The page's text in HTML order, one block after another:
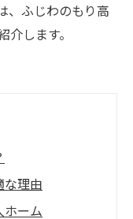
、ふじわのもり高
します。
な理由
ホーム